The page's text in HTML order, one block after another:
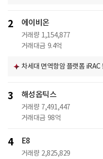
2 에이비온
거래량 1,154,877
거래대금 9.4억
차세대 면역항암 플랫폼 iRAC
3 해성옵틱스
거래량 7,491,447
거래대금 98억
4 E8
거래량 2,825,829